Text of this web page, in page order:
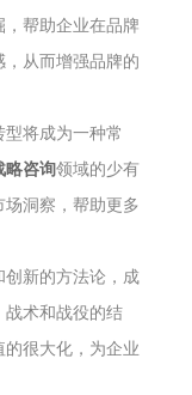
帮助企业在品牌
从而增强品牌的
将成为一种常
略咨询领域的少有
洞察，帮助更多
创新的方法论，成
战术和战役的结
很大化，为企业